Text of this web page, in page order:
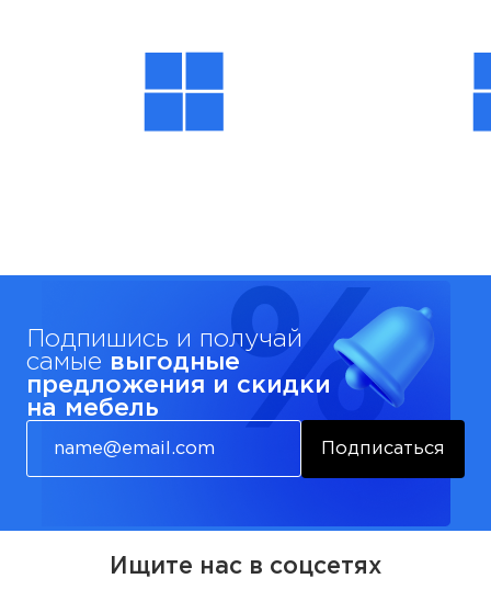
Подпишись и получай
самые выгодные
предложения и скидки
на мебель
Подписаться
Ищите нас в соцсетях